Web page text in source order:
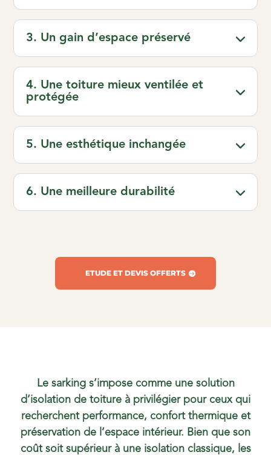
3. Un gain d’espace préservé
4. Une toiture mieux ventilée et
protégée
5. Une esthétique inchangée
6. Une meilleure durabilité
ETUDE ET DEVIS OFFERTS
Le sarking s’impose comme une solution
d’isolation de toiture à privilégier pour ceux qui
recherchent performance, confort thermique et
préservation de l’espace intérieur. Bien que son
coût soit supérieur à une isolation classique, les